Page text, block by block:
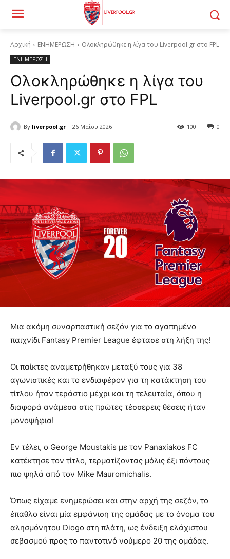
Αρχική ΕΝΗΜΕΡΩΣΗ Ολοκληρώθηκε η λίγα του Liverpool.gr στο FPL
ΕΝΗΜΕΡΩΣΗ
Ολοκληρώθηκε η λίγα του
Liverpool.gr στο FPL
By liverpool.gr 26 Μαΐου 2026 0
100
Μια ακόμη συναρπαστική σεζόν για το αγαπημένο
παιχνίδι Fantasy Premier League έφτασε στη λήξη της!
Οι παίκτες αναμετρήθηκαν μεταξύ τους για 38
αγωνιστικές και το ενδιαφέρον για τη κατάκτηση του
τίτλου ήταν τεράστιο μέχρι και τη τελευταία, όπου η
διαφορά ανάμεσα στις πρώτες τέσσερεις θέσεις ήταν
μονοψήφια!
Εν τέλει, ο George Moustakis με τον Panaxiakos FC
κατέκτησε τον τίτλο, τερματίζοντας μόλις έξι πόντους
πιο ψηλά από τον Mike Mauromichalis.
Όπως είχαμε ενημερώσει και στην αρχή της σεζόν, το
έπαθλο είναι μία εμφάνιση της ομάδας με το όνομα του
αλησμόνητου Diogo στη πλάτη, ως ένδειξη ελάχιστου
σεβασμού προς το παντοτινό νούμερο 20 της ομάδας.